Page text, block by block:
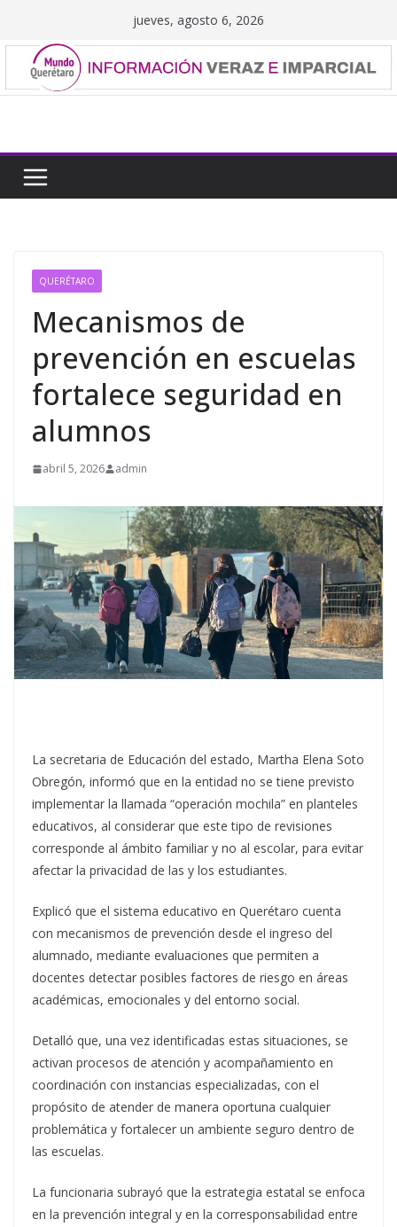
contenido
jueves, agosto 6, 2026
QUERÉTARO
Mecanismos de
prevención en escuelas
fortalece seguridad en
alumnos
abril 5, 2026 admin
La secretaria de Educación del estado, Martha Elena Soto
Obregón, informó que en la entidad no se tiene previsto
implementar la llamada “operación mochila” en planteles
educativos, al considerar que este tipo de revisiones
corresponde al ámbito familiar y no al escolar, para evitar
afectar la privacidad de las y los estudiantes.
Explicó que el sistema educativo en Querétaro cuenta
con mecanismos de prevención desde el ingreso del
alumnado, mediante evaluaciones que permiten a
docentes detectar posibles factores de riesgo en áreas
académicas, emocionales y del entorno social.
Detalló que, una vez identificadas estas situaciones, se
activan procesos de atención y acompañamiento en
coordinación con instancias especializadas, con el
propósito de atender de manera oportuna cualquier
problemática y fortalecer un ambiente seguro dentro de
las escuelas.
La funcionaria subrayó que la estrategia estatal se enfoca
en la prevención integral y en la corresponsabilidad entre